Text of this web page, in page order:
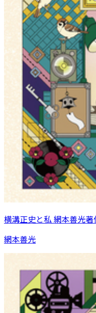
横溝正史と私 網本善光
網本善光